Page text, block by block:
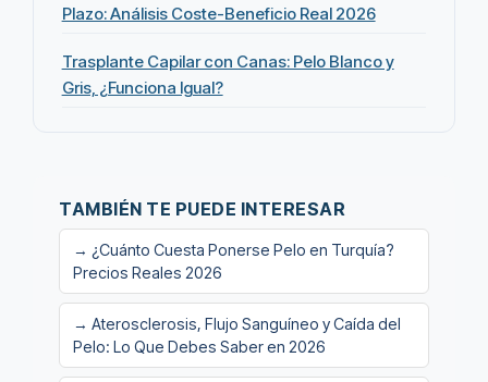
Plazo: Análisis Coste-Beneficio Real 2026
Trasplante Capilar con Canas: Pelo Blanco y
Gris, ¿Funciona Igual?
TAMBIÉN TE PUEDE INTERESAR
→ ¿Cuánto Cuesta Ponerse Pelo en Turquía?
Precios Reales 2026
→ Aterosclerosis, Flujo Sanguíneo y Caída del
Pelo: Lo Que Debes Saber en 2026